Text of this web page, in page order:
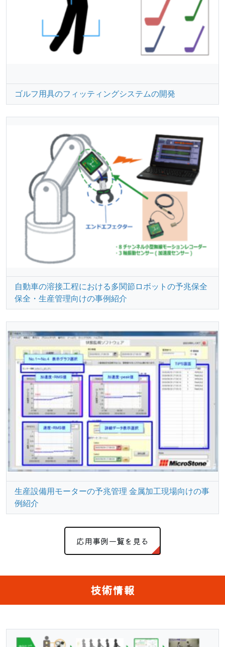
ゴルフ用具のフィッティングシステムの開発
自動車の溶接工程における多関節ロボットの予兆保全
保全・生産管理向けの事例紹介
生産設備用モーターの予兆管理 金属加工現場向けの事
例紹介
応用事例一覧を見る
技術情報